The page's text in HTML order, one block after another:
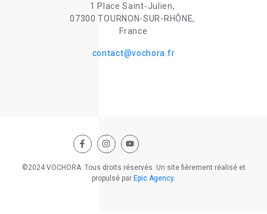
1 Place Saint-Julien,
07300 TOURNON-SUR-RHÔNE,
France
contact@vochora.fr
©2024 VOCHORA. Tous droits réservés. Un site fièrement réalisé et
propulsé par Epic Agency.